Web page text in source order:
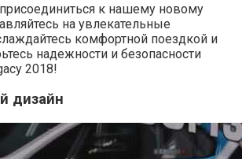
к нашему новому
на увлекательные
комфортной поездкой и
надежности и безопасности
2018!
дизайн